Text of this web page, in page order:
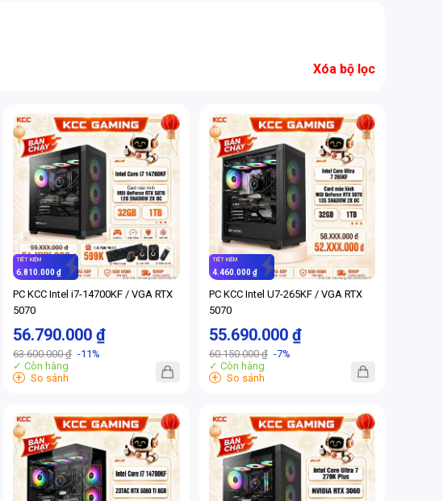
Xóa bộ lọc
TIẾT KIỆM
6.810.000 ₫
PC KCC Intel i7-14700KF / VGA RTX
5070
56.790.000 ₫
63.600.000 ₫ -11%
✓ Còn hàng
+ So sánh
TIẾT KIỆM
4.460.000 ₫
PC KCC Intel U7-265KF / VGA RTX
5070
55.690.000 ₫
60.150.000 ₫ -7%
✓ Còn hàng
+ So sánh